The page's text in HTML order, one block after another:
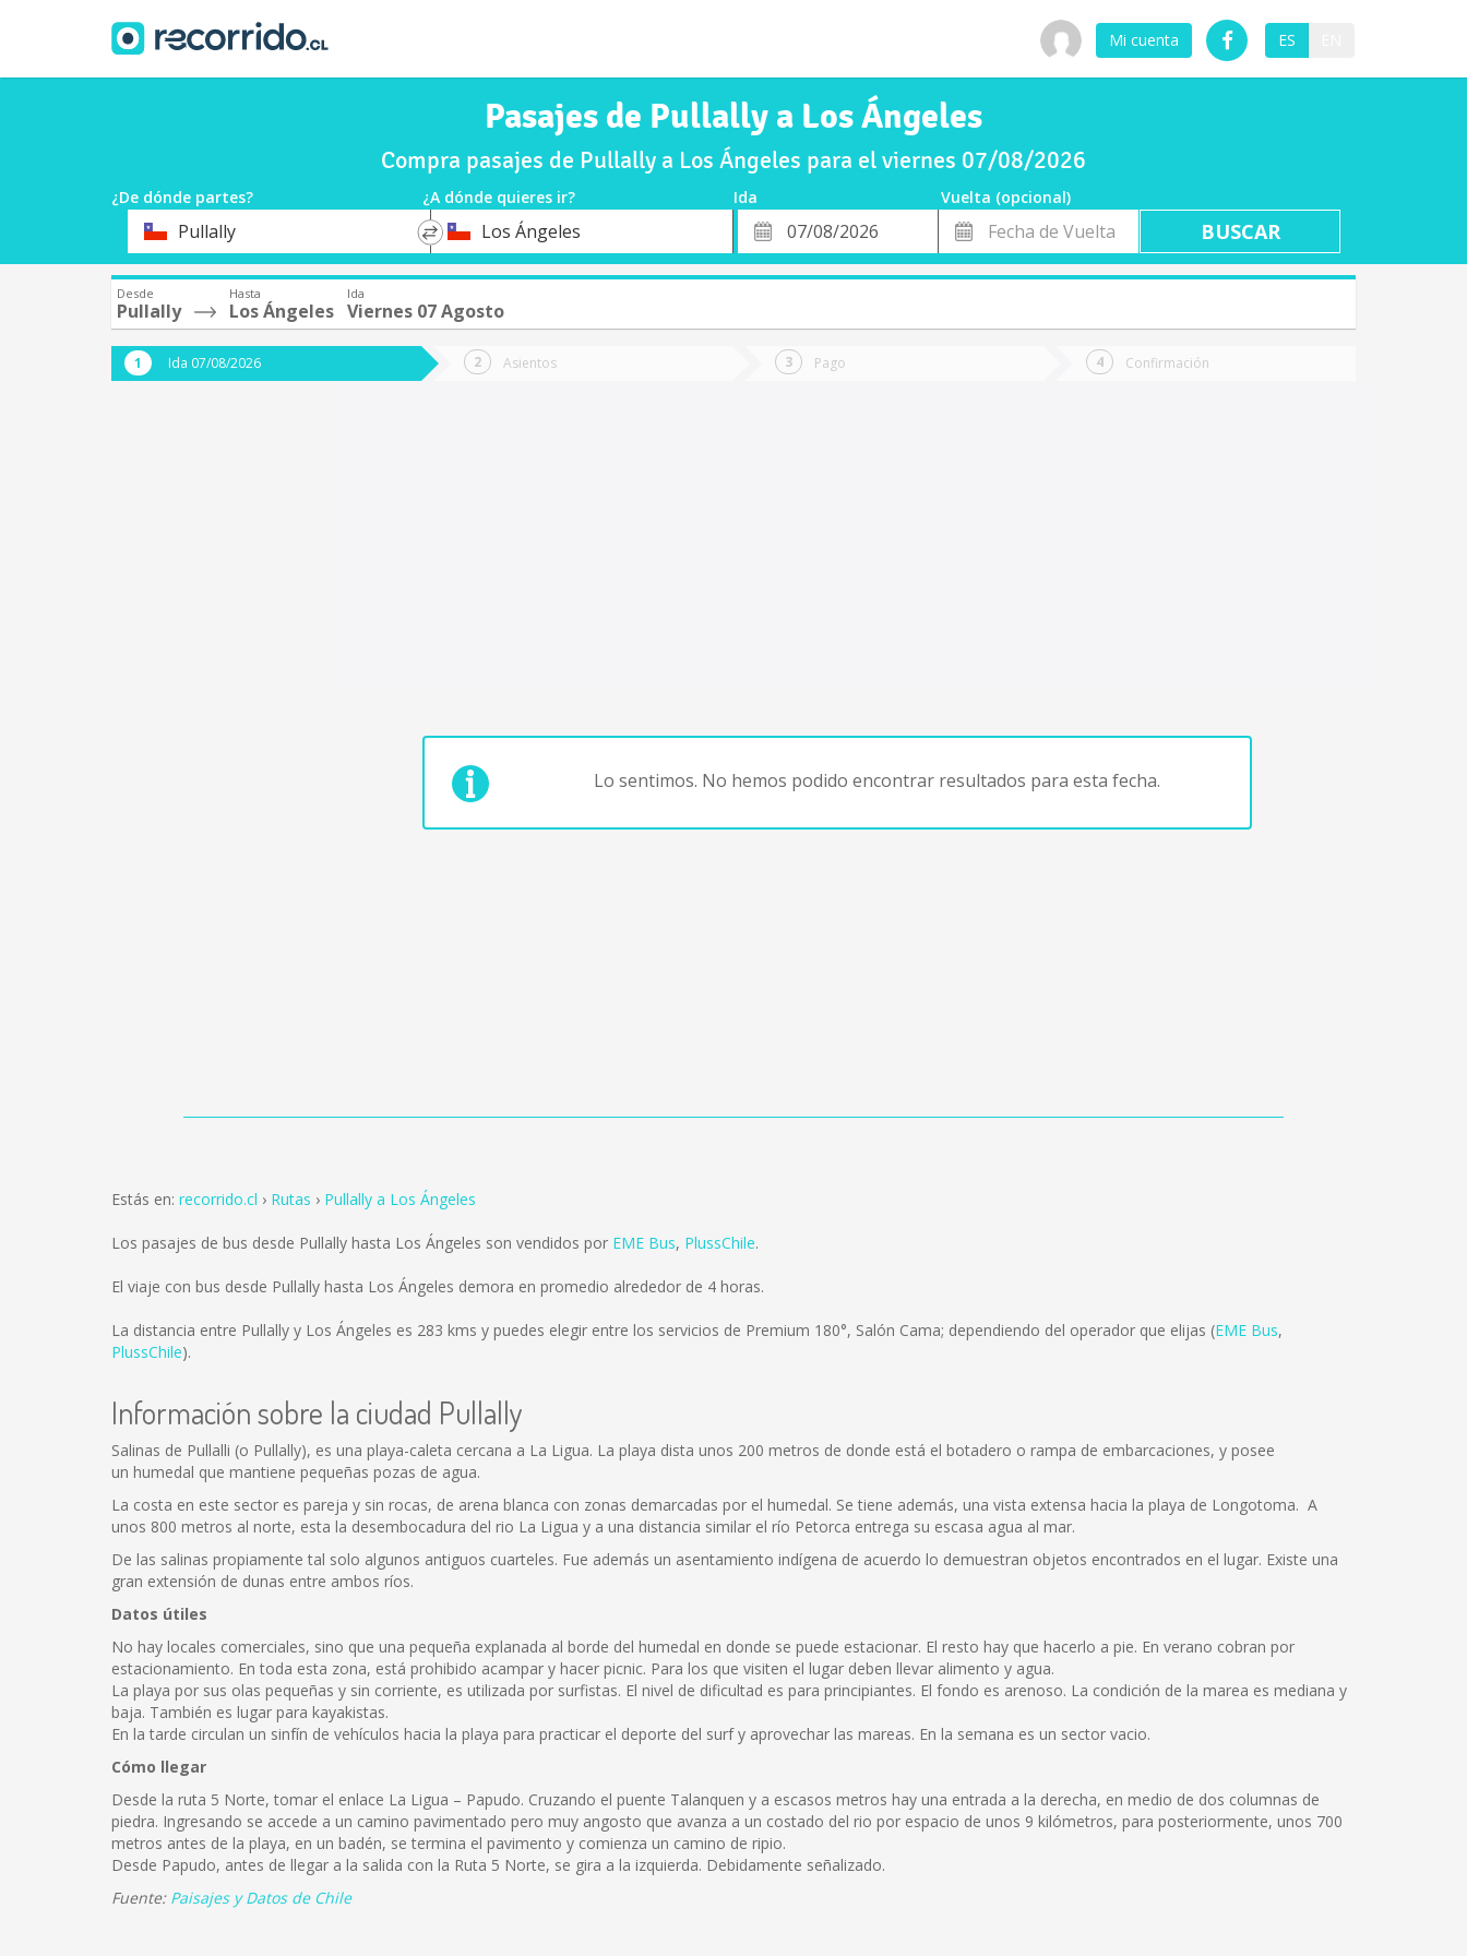
Mi cuenta ES
Pasajes de Pullally a Los Ángeles
Compra pasajes de Pullally a Los Ángeles para el viernes 07/08/2026
¿De dónde partes? ¿A dónde quieres ir? Ida
Vuelta (opcional)
OrigenPullally
*
DestinoLos Ángeles
Fecha
de
Fecha
de
Vuelta
Desde
Pullally
Hasta
Los Ángeles
Ida
Viernes 07 Agosto
Ida 07/08/2026 Asientos Pago Confirmación
Lo sentimos. No hemos podido encontrar resultados para esta fecha.
Estás en: recorrido.cl Rutas Pullally a Los Ángeles
Los pasajes de bus desde Pullally hasta Los Ángeles son vendidos por EME Bus, PlussChile.
El viaje con bus desde Pullally hasta Los Ángeles demora en promedio alrededor de 4 horas.
La distancia entre Pullally y Los Ángeles es 283 kms y puedes elegir entre los servicios de Premium 180°, Salón Cama; dependiendo del operador que elijas (EME Bus,
PlussChile).
Información sobre la ciudad Pullally
Salinas de Pullalli (o Pullally), es una playa-caleta cercana a La Ligua. La playa dista unos 200 metros de donde está el botadero o rampa de embarcaciones, y posee
un humedal que mantiene pequeñas pozas de agua.
La costa en este sector es pareja y sin rocas, de arena blanca con zonas demarcadas por el humedal. Se tiene además, una vista extensa hacia la playa de Longotoma. A
unos 800 metros al norte, esta la desembocadura del rio La Ligua y a una distancia similar el río Petorca entrega su escasa agua al mar.
De las salinas propiamente tal solo algunos antiguos cuarteles. Fue además un asentamiento indígena de acuerdo lo demuestran objetos encontrados en el lugar. Existe una
gran extensión de dunas entre ambos ríos.
Datos útiles
No hay locales comerciales, sino que una pequeña explanada al borde del humedal en donde se puede estacionar. El resto hay que hacerlo a pie. En verano cobran por
estacionamiento. En toda esta zona, está prohibido acampar y hacer picnic. Para los que visiten el lugar deben llevar alimento y agua.
La playa por sus olas pequeñas y sin corriente, es utilizada por surfistas. El nivel de dificultad es para principiantes. El fondo es arenoso. La condición de la marea es mediana y
baja. También es lugar para kayakistas.
En la tarde circulan un sinfín de vehículos hacia la playa para practicar el deporte del surf y aprovechar las mareas. En la semana es un sector vacio.
Cómo llegar
Desde la ruta 5 Norte, tomar el enlace La Ligua – Papudo. Cruzando el puente Talanquen y a escasos metros hay una entrada a la derecha, en medio de dos columnas de
piedra. Ingresando se accede a un camino pavimentado pero muy angosto que avanza a un costado del rio por espacio de unos 9 kilómetros, para posteriormente, unos 700
metros antes de la playa, en un badén, se termina el pavimento y comienza un camino de ripio.
Desde Papudo, antes de llegar a la salida con la Ruta 5 Norte, se gira a la izquierda. Debidamente señalizado.
Fuente: Paisajes y Datos de Chile